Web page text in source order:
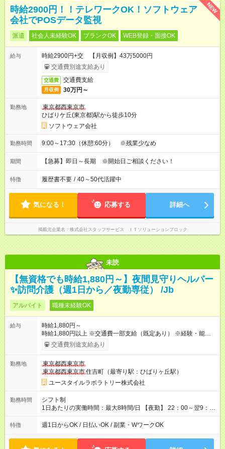
NEW
時給2900円！！テレワークOK！ソフトウェア
会社でPOSデータ監視
派遣 社会人未経験OK ブランクOK WEB登録・面接OK
給与
時給2900円+交 【月収例】43万5000円
交通費別途支給あり
交通費 交通費支給
月収例 30万円～
勤務地
東京都西東京市
ひばりケ丘(東京都)駅から徒歩10分
ソフトウェア会社
勤務時間 9:00～17:30（休憩:60分） ※残業少なめ
期間 【急募】即日～長期 ※開始日ご相談ください！
特徴 履歴書不要 / 40～50代活躍中
気になる！ 応募する 詳細へ
掲載元企業名 株式会社スタッフサービス ＩＴソリューションブロック
未読
【無資格でも時給1,880円～】夜間見守りヘルパー
✨訪問介護（週1日から／夜勤専従） /Jb
アルバイト 職種未経験OK
給与
時給1,880円～
時給1,880円以上 ※交通費一部支給（既定あり） ※経験・能力を
考慮して決定します 【収入例】 週1回勤務の場合：1,880円×8時
間×4回=6万0,160円 週3回勤務の場合：1,880円×8時間×12回
月 ※ 雇用形態と給与に、本採用時と異なる部分があります。 雇
用形態：本採用時と同じです。 給与：時給 1,660円以上
交通費別途支給あり
勤務地
東京都西東京市
東京都西東京市住吉町（最寄り駅：ひばりヶ丘駅）
ユースタイルラボラトリー株式会社
勤務時間
シフト制
1日あたりの実働時間：最大8時間/日 【夜勤】 22：00～翌9：
00 ※週1日～OK ／ 夜勤専従 ＊＊ 勤務時間例 ＊＊ ■22時か
ら翌7時 ■23時から翌8時 ■24時から翌9時 など ※上記の時間
ます。 ※曜日固定（毎週同じ曜日での勤務となります）
特徴 週1日からOK / 日払いOK / 副業・WワークOK